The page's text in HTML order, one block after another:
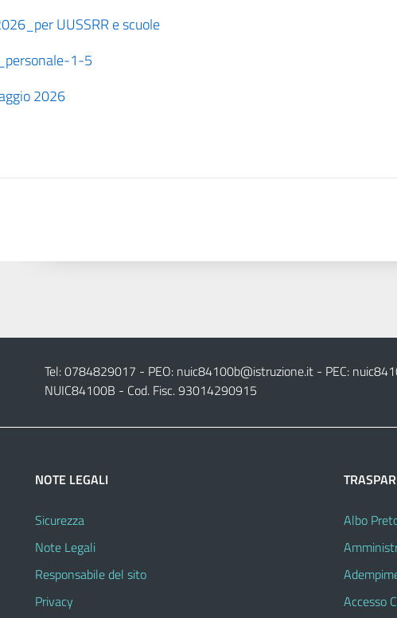
UUSSRR e scuole
1-5
2026
Tel: 0784829017 - PEO: nuic84100b@istruzione.it- PEC:
NUIC84100B - Cod. Fisc. 93014290915
NOTE LEGALI
Sicurezza
Note Legali
Responsabile del sito
Privacy
Albo
Accesso